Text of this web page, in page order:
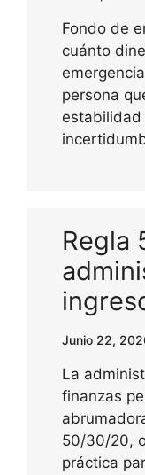
Fondo de
cuánto
persona
estabilidad
Regla
Junio 22,
La
finanzas
50/30/20,
práctica